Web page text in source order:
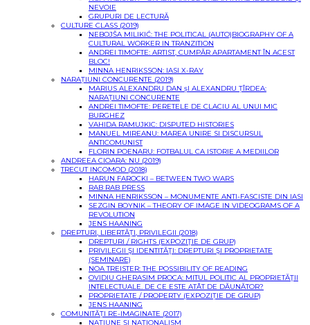
NEVOIE
GRUPURI DE LECTURĂ
CULTURE CLASS (2019)
NEBOJŠA MILIKIĆ: THE POLITICAL (AUTO)BIOGRAPHY OF A
CULTURAL WORKER IN TRANZITION
ANDREI TIMOFTE: ARTIST, CUMPĂR APARTAMENT ÎN ACEST
BLOC!
MINNA HENRIKSSON: IASI X-RAY
NARAȚIUNI CONCURENTE (2019)
MARIUS ALEXANDRU DAN șI ALEXANDRU ȚÎRDEA:
NARAȚIUNI CONCURENTE
ANDREI TIMOFTE: PERETELE DE CLACIU AL UNUI MIC
BURGHEZ
VAHIDA RAMUJKIC: DISPUTED HISTORIES
MANUEL MIREANU: MAREA UNIRE SI DISCURSUL
ANTICOMUNIST
FLORIN POENARU: FOTBALUL CA ISTORIE A MEDIILOR
ANDREEA CIOARA: NU (2019)
TRECUT INCOMOD (2018)
HARUN FAROCKI – BETWEEN TWO WARS
RAB RAB PRESS
MINNA HENRIKSSON – MONUMENTE ANTI-FASCISTE DIN IASI
SEZGIN BOYNIK – THEORY OF IMAGE IN VIDEOGRAMS OF A
REVOLUTION
JENS HAANING
DREPTURI, LIBERTĂȚI, PRIVILEGII (2018)
DREPTURI / RIGHTS (EXPOZIŢIE DE GRUP)
PRIVILEGII ŞI IDENTITĂŢI: DREPTURI ŞI PROPRIETATE
(SEMINARE)
NOA TREISTER: THE POSSIBILITY OF READING
OVIDIU GHERASIM PROCA: MITUL POLITIC AL PROPRIETĂŢII
INTELECTUALE. DE CE ESTE ATÂT DE DĂUNĂTOR?
PROPRIETATE / PROPERTY (EXPOZIȚIE DE GRUP)
JENS HAANING
COMUNITĂȚI RE-IMAGINATE (2017)
NAȚIUNE ȘI NAȚIONALISM